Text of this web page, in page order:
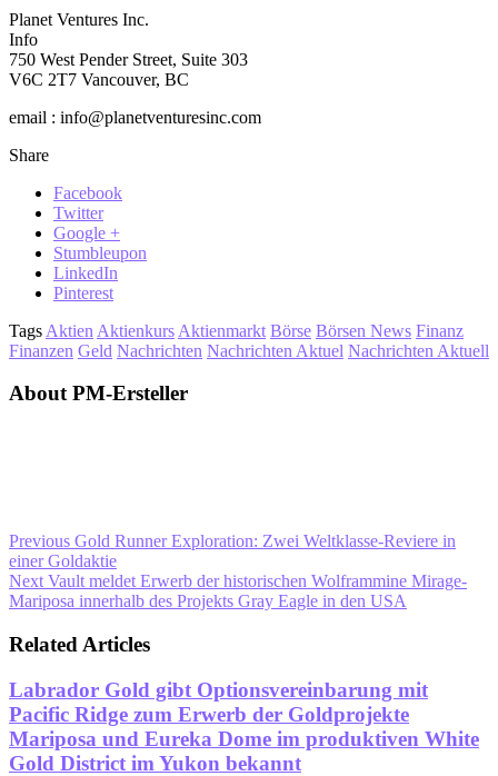
Planet Ventures Inc.
Info
750 West Pender Street, Suite 303
V6C 2T7 Vancouver, BC
email : info@planetventuresinc.com
Share
Facebook
Twitter
Google +
Stumbleupon
LinkedIn
Pinterest
Tags Aktien Aktienkurs Aktienmarkt Börse Börsen News Finanz
Finanzen Geld Nachrichten Nachrichten Aktuel Nachrichten Aktuell
About PM-Ersteller
Previous Gold Runner Exploration: Zwei Weltklasse-Reviere in
einer Goldaktie
Next Vault meldet Erwerb der historischen Wolframmine Mirage-
Mariposa innerhalb des Projekts Gray Eagle in den USA
Related Articles
Labrador Gold gibt Optionsvereinbarung mit
Pacific Ridge zum Erwerb der Goldprojekte
Mariposa und Eureka Dome im produktiven White
Gold District im Yukon bekannt